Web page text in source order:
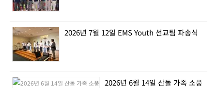
2026년 7월 12일 EMS Youth 선교팀 파송식
2026년 6월 14일 산돌 가족 소풍